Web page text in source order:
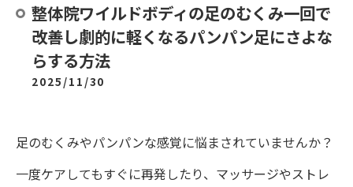
整体院ワイルドボディの足のむくみ一回で
改善し劇的に軽くなるパンパン足にさよな
らする方法
2025/11/30
足のむくみやパンパンな感覚に悩まされていませんか？
一度ケアしてもすぐに再発したり、マッサージやストレ